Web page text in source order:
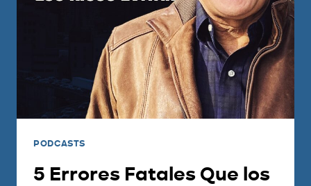
PODCASTS
5 Errores Fatales Que los